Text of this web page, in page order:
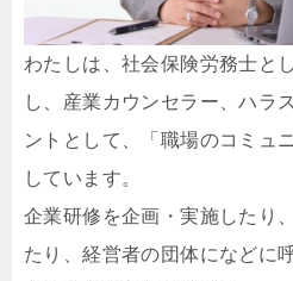
わたしは、社会保険労務士と
し、産業カウンセラー、ハラ
ントとして、「職場のコミュ
しています。
企業研修を企画・実施したり
たり、経営者の団体になどに